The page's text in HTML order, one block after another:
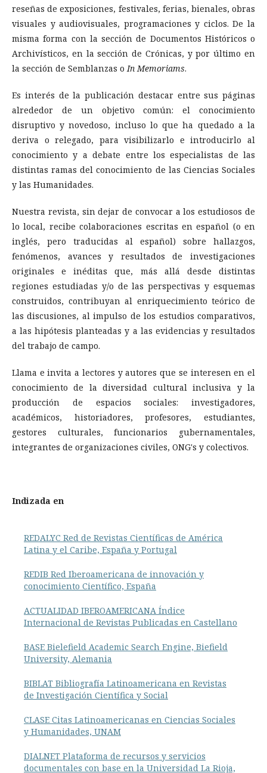
reseñas de exposiciones, festivales, ferias, bienales, obras
visuales y audiovisuales, programaciones y ciclos. De la
misma forma con la sección de Documentos Históricos o
Archivísticos, en la sección de Crónicas, y por último en
la sección de Semblanzas oIn Memoriams.
Es interés de la publicación destacar entre sus páginas
alrededor de un objetivo común: el conocimiento
disruptivo y novedoso, incluso lo que ha quedado a la
deriva o relegado, para visibilizarlo e introducirlo al
conocimiento y a debate entre los especialistas de las
distintas ramas del conocimiento de las Ciencias Sociales
y las Humanidades.
Nuestra revista, sin dejar de convocar a los estudiosos de
lo local, recibe colaboraciones escritas en español (o en
inglés, pero traducidas al español) sobre hallazgos,
fenómenos, avances y resultados de investigaciones
originales e inéditas que, más allá desde distintas
regiones estudiadas y/o de las perspectivas y esquemas
construidos, contribuyan al enriquecimiento teórico de
las discusiones, al impulso de los estudios comparativos,
a las hipótesis planteadas y a las evidencias y resultados
del trabajo de campo.
Llama e invita a lectores y autores que se interesen en el
conocimiento de la diversidad cultural inclusiva y la
producción de espacios sociales: investigadores,
académicos, historiadores, profesores, estudiantes,
gestores culturales, funcionarios gubernamentales,
integrantes de organizaciones civiles, ONG's y colectivos.
Indizada en
REDALYC Red de Revistas Científicas de América
Latina y el Caribe, España y Portugal
REDIB Red Iberoamericana de innovación y
conocimiento Científico, España
ACTUALIDAD IBEROAMERICANA Índice
Internacional de Revistas Publicadas en Castellano
BASE Bielefield Academic Search Engine, Biefield
University, Alemania
BIBLAT Bibliografía Latinoamericana en Revistas
de Investigación Científica y Social
CLASE Citas Latinoamericanas en Ciencias Sociales
y Humanidades, UNAM
DIALNET Plataforma de recursos y servicios
documentales con base en la Universidad La Rioja,